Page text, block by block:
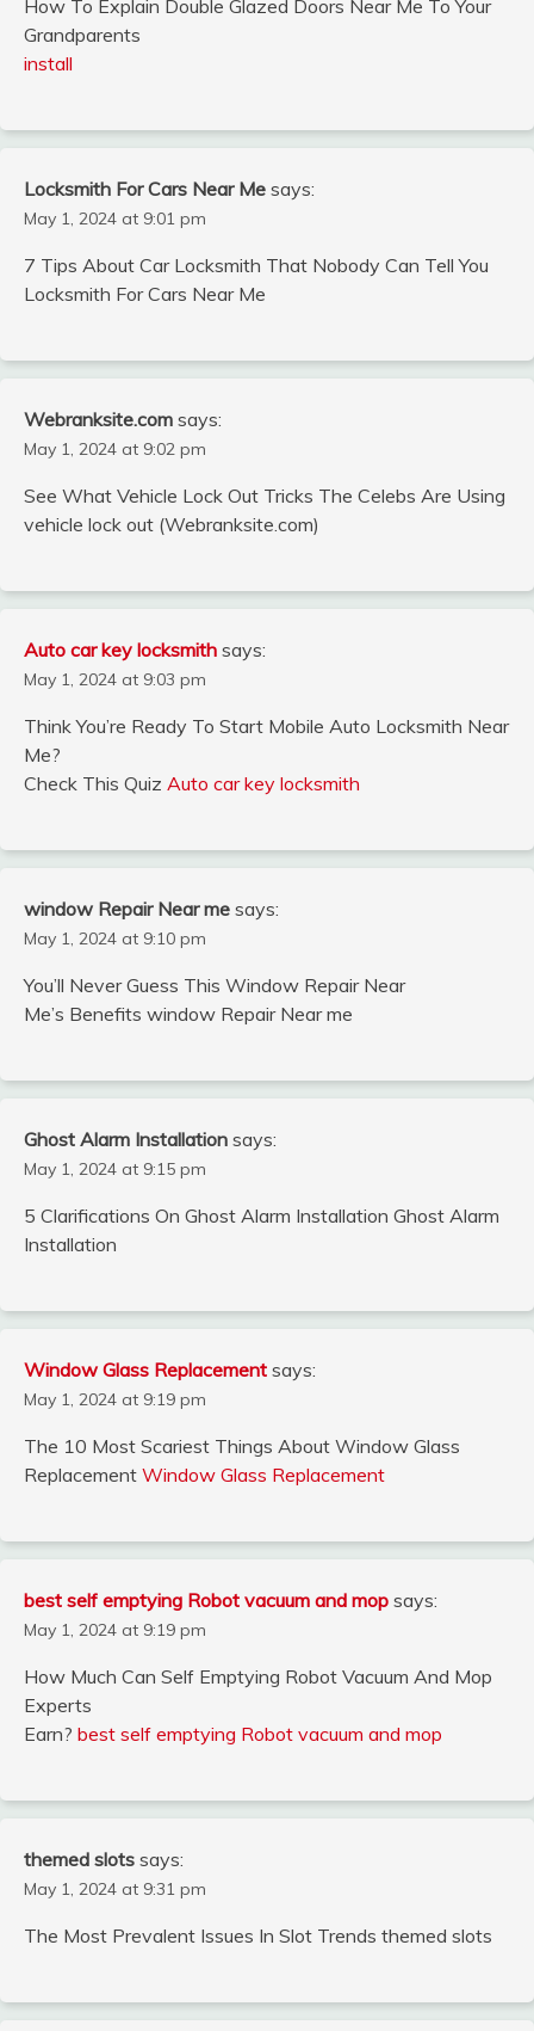
How To Explain Double Glazed Doors Near Me To Your
Grandparents
install
Locksmith For Cars Near Me says:
May 1, 2024 at 9:01 pm
7 Tips About Car Locksmith That Nobody Can Tell You
Locksmith For Cars Near Me
Webranksite.com says:
May 1, 2024 at 9:02 pm
See What Vehicle Lock Out Tricks The Celebs Are Using
vehicle lock out (Webranksite.com)
Auto car key locksmith says:
May 1, 2024 at 9:03 pm
Think You’re Ready To Start Mobile Auto Locksmith Near
Me?
Check This Quiz Auto car key locksmith
window Repair Near me says:
May 1, 2024 at 9:10 pm
You’ll Never Guess This Window Repair Near
Me’s Benefits window Repair Near me
Ghost Alarm Installation says:
May 1, 2024 at 9:15 pm
5 Clarifications On Ghost Alarm Installation Ghost Alarm
Installation
Window Glass Replacement says:
May 1, 2024 at 9:19 pm
The 10 Most Scariest Things About Window Glass
Replacement Window Glass Replacement
best self emptying Robot vacuum and mop says:
May 1, 2024 at 9:19 pm
How Much Can Self Emptying Robot Vacuum And Mop
Experts
Earn? best self emptying Robot vacuum and mop
themed slots says:
May 1, 2024 at 9:31 pm
The Most Prevalent Issues In Slot Trends themed slots